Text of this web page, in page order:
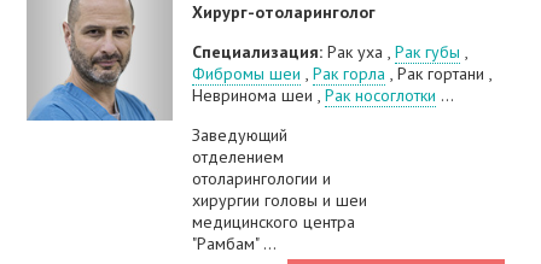
Хирург-отоларинголог
Специализация:Рак уха ,Рак губы ,
Фибромы шеи ,Рак горла , Рак гортани ,
Невринома шеи ,Рак носоглотки ...
Заведующий
отделением
отоларингологии и
хирургии головы и шеи
медицинского центра
"Рамбам" ...